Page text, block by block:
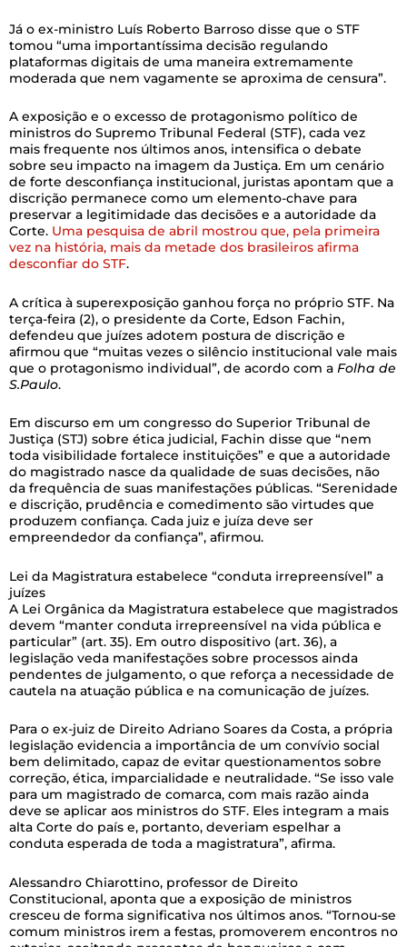
Já o ex-ministro Luís Roberto Barroso disse que o STF
tomou “uma importantíssima decisão regulando
plataformas digitais de uma maneira extremamente
moderada que nem vagamente se aproxima de censura”.
A exposição e o excesso de protagonismo político de
ministros do Supremo Tribunal Federal (STF), cada vez
mais frequente nos últimos anos, intensifica o debate
sobre seu impacto na imagem da Justiça. Em um cenário
de forte desconfiança institucional, juristas apontam que a
discrição permanece como um elemento-chave para
preservar a legitimidade das decisões e a autoridade da
Corte. Uma pesquisa de abril mostrou que, pela primeira
vez na história, mais da metade dos brasileiros afirma
desconfiar do STF.
A crítica à superexposição ganhou força no próprio STF. Na
terça-feira (2), o presidente da Corte, Edson Fachin,
defendeu que juízes adotem postura de discrição e
afirmou que “muitas vezes o silêncio institucional vale mais
que o protagonismo individual”, de acordo com a Folha de
S.Paulo.
Em discurso em um congresso do Superior Tribunal de
Justiça (STJ) sobre ética judicial, Fachin disse que “nem
toda visibilidade fortalece instituições” e que a autoridade
do magistrado nasce da qualidade de suas decisões, não
da frequência de suas manifestações públicas. “Serenidade
e discrição, prudência e comedimento são virtudes que
produzem confiança. Cada juiz e juíza deve ser
empreendedor da confiança”, afirmou.
Lei da Magistratura estabelece “conduta irrepreensível” a
juízes
A Lei Orgânica da Magistratura estabelece que magistrados
devem “manter conduta irrepreensível na vida pública e
particular” (art. 35). Em outro dispositivo (art. 36), a
legislação veda manifestações sobre processos ainda
pendentes de julgamento, o que reforça a necessidade de
cautela na atuação pública e na comunicação de juízes.
Para o ex-juiz de Direito Adriano Soares da Costa, a própria
legislação evidencia a importância de um convívio social
bem delimitado, capaz de evitar questionamentos sobre
correção, ética, imparcialidade e neutralidade. “Se isso vale
para um magistrado de comarca, com mais razão ainda
deve se aplicar aos ministros do STF. Eles integram a mais
alta Corte do país e, portanto, deveriam espelhar a
conduta esperada de toda a magistratura”, afirma.
Alessandro Chiarottino, professor de Direito
Constitucional, aponta que a exposição de ministros
cresceu de forma significativa nos últimos anos. “Tornou-se
comum ministros irem a festas, promoverem encontros no